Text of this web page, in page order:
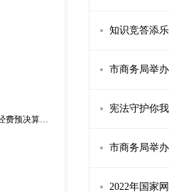
部门预决算及“三公”经费预决算信息
知识竞答添
市商务局举
宪法守护你
市商务局举
2022年国家